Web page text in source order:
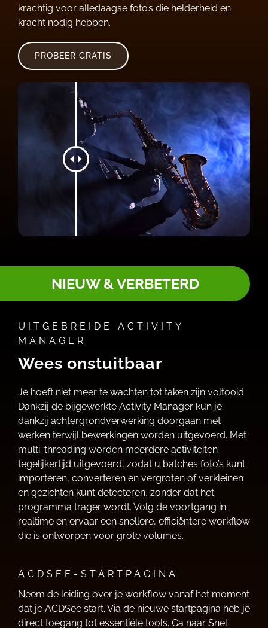
krachtig voor alledaagse foto’s die helderheid en
kracht nodig hebben.
PROBEER GRATIS
NIEUW & VERBETERD
UITGEBREIDE ACTIVITY
MANAGER
Wees onstuitbaar
Je hoeft niet meer te wachten tot taken zijn voltooid.
Dankzij de bijgewerkte Activity Manager kun je
dankzij achtergrondverwerking doorgaan met
werken terwijl bewerkingen worden uitgevoerd. Met
multi-threading worden meerdere activiteiten
tegelijkertijd uitgevoerd, zodat u batches foto’s kunt
importeren, converteren en vergroten of verkleinen
en gezichten kunt detecteren, zonder dat het
programma trager wordt. Volg de voortgang in
realtime en ervaar een snellere, efficiëntere workflow
die is ontworpen voor grote volumes.
ACDSEE-STARTPAGINA
Neem de leiding over je workflow vanaf het moment
dat je ACDSee start. Via de nieuwe startpagina heb je
direct toegang tot essentiële tools. Ga naar Snel